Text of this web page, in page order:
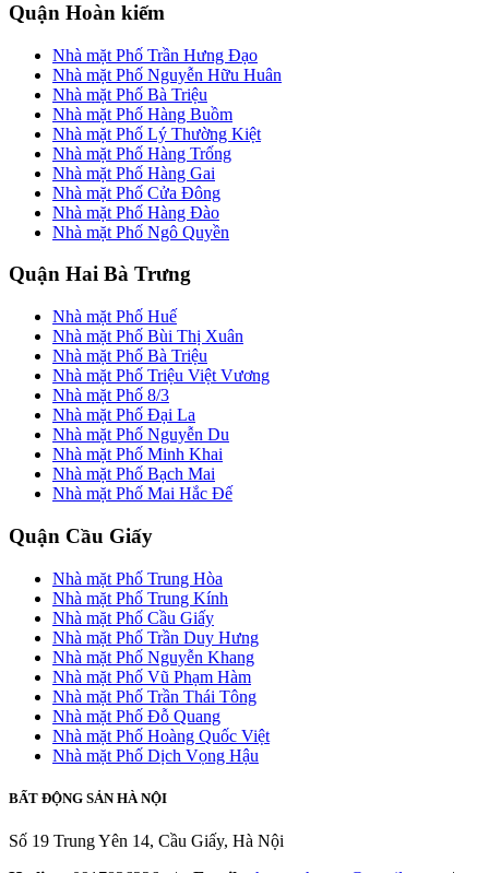
Quận Hoàn kiếm
Nhà mặt Phố Trần Hưng Đạo
Nhà mặt Phố Nguyễn Hữu Huân
Nhà mặt Phố Bà Triệu
Nhà mặt Phố Hàng Buồm
Nhà mặt Phố Lý Thường Kiệt
Nhà mặt Phố Hàng Trống
Nhà mặt Phố Hàng Gai
Nhà mặt Phố Cửa Đông
Nhà mặt Phố Hàng Đào
Nhà mặt Phố Ngô Quyền
Quận Hai Bà Trưng
Nhà mặt Phố Huế
Nhà mặt Phố Bùi Thị Xuân
Nhà mặt Phố Bà Triệu
Nhà mặt Phố Triệu Việt Vương
Nhà mặt Phố 8/3
Nhà mặt Phố Đại La
Nhà mặt Phố Nguyễn Du
Nhà mặt Phố Minh Khai
Nhà mặt Phố Bạch Mai
Nhà mặt Phố Mai Hắc Đế
Quận Cầu Giấy
Nhà mặt Phố Trung Hòa
Nhà mặt Phố Trung Kính
Nhà mặt Phố Cầu Giấy
Nhà mặt Phố Trần Duy Hưng
Nhà mặt Phố Nguyễn Khang
Nhà mặt Phố Vũ Phạm Hàm
Nhà mặt Phố Trần Thái Tông
Nhà mặt Phố Đỗ Quang
Nhà mặt Phố Hoàng Quốc Việt
Nhà mặt Phố Dịch Vọng Hậu
BẤT ĐỘNG SẢN HÀ NỘI
Số 19 Trung Yên 14, Cầu Giấy, Hà Nội